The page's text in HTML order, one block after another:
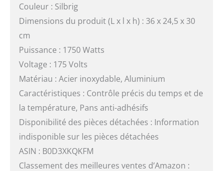
Couleur : Silbrig
Dimensions du produit (L x l x h) : 36 x 24,5 x 30
cm
Puissance : 1750 Watts
Voltage : 175 Volts
Matériau : Acier inoxydable, Aluminium
Caractéristiques : Contrôle précis du temps et de
la température, Pans anti-adhésifs
Disponibilité des pièces détachées : Information
indisponible sur les pièces détachées
ASIN : B0D3XKQKFM
Classement des meilleures ventes d’Amazon :